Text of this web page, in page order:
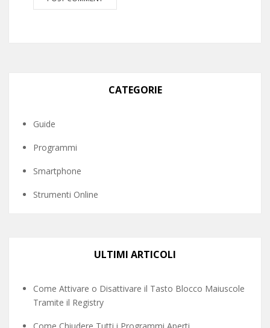
CATEGORIE
Guide
Programmi
Smartphone
Strumenti Online
ULTIMI ARTICOLI
Come Attivare o Disattivare il Tasto Blocco Maiuscole
Tramite il Registry